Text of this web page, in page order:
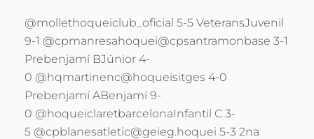
@mollethoqueiclub_oficial 5-5 VeteransJuvenil
9-1 @cpmanresahoquei@cpsantramonbase 3-1
Prebenjamí BJúnior 4-
0 @hqmartinenc@hoqueisitges 4-0
Prebenjamí ABenjamí 9-
0 @hoqueiclaretbarcelonaInfantil C 3-
5 @cpblanesatletic@geieg.hoquei 5-3 2na